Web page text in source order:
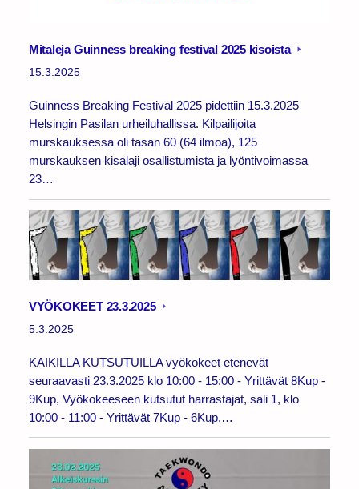
Mitaleja Guinness breaking festival 2025 kisoista
15.3.2025
Guinness Breaking Festival 2025 pidettiin 15.3.2025
Helsingin Pasilan urheiluhallissa. Kilpailijoita
murskauksessa oli tasan 60 (64 ilmoa), 125
murskauksen kisalaji osallistumista ja lyöntivoimassa
23…
VYÖKOKEET 23.3.2025
5.3.2025
KAIKILLA KUTSUTUILLA vyökokeet etenevät
seuraavasti 23.3.2025 klo 10:00 - 15:00 - Yrittävät 8Kup -
9Kup, Vyökokeeseen kutsutut harrastajat, sali 1, klo
10:00 - 11:00 - Yrittävät 7Kup - 6Kup,…